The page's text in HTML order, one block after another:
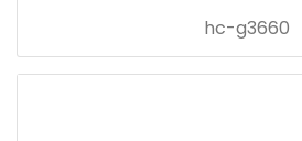
hc-g3660